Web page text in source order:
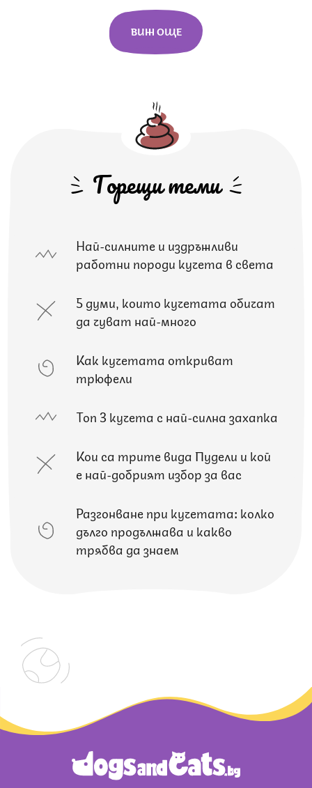
ВИЖ ОЩЕ
Горещи теми
Най-силните и издръжливи
работни породи кучета в света
5 думи, които кучетата обичат
да чуват най-много
Как кучетата откриват
трюфели
Топ 3 кучета с най-силна захапка
Кои са трите вида Пудели и кой
е най-добрият избор за вас
Разгонване при кучетата: колко
дълго продължава и какво
трябва да знаем